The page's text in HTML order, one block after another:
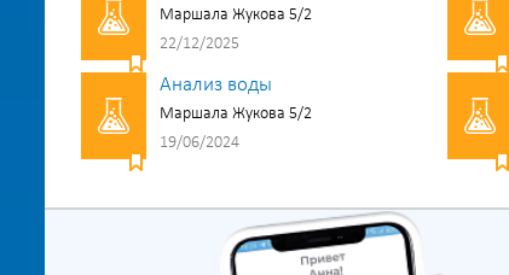
Маршала Жукова 5/2
22/12/2025
Анализ воды
Маршала Жукова 5/2
19/06/2024